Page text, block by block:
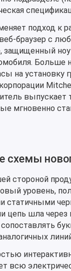
подход к
браузер с
Больше
на установку
выпускает
мгновенно
схемы
стороной
уровень,
статичными
шла через
всю